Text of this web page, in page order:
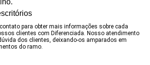
para obter mais informações sobre cada
clientes com Diferenciada. Nosso atendimento
dos clientes, deixando-os amparados em
do ramo.